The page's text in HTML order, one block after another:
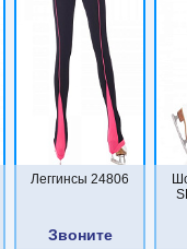
Леггинсы 24806
Звоните